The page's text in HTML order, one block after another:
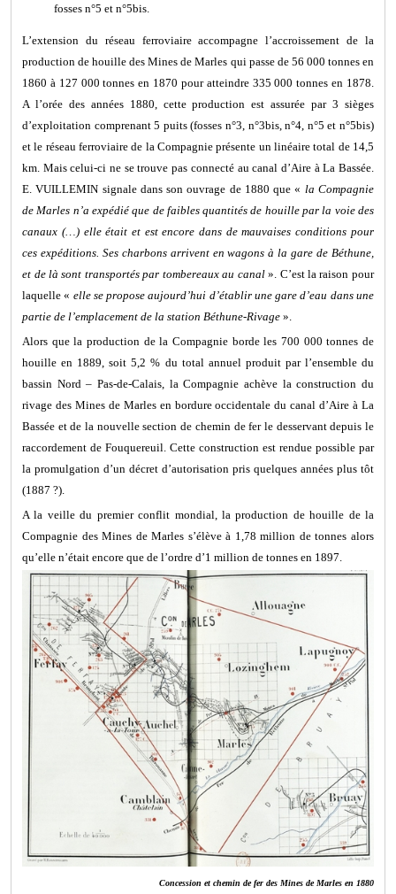
fosses n°5 et n°5bis.
L’extension du réseau ferroviaire accompagne l’accroissement de la
production de houille des Mines de Marles qui passe de 56 000 tonnes en
1860 à 127 000 tonnes en 1870 pour atteindre 335 000 tonnes en 1878.
A l’orée des années 1880, cette production est assurée par 3 sièges
d’exploitation comprenant 5 puits (fosses n°3, n°3bis, n°4, n°5 et n°5bis)
et le réseau ferroviaire de la Compagnie présente un linéaire total de 14,5
km. Mais celui-ci ne se trouve pas connecté au canal d’Aire à La Bassée.
E. VUILLEMIN signale dans son ouvrage de 1880 que « la Compagnie
de Marles n’a expédié que de faibles quantités de houille par la voie des
canaux (…) elle était et est encore dans de mauvaises conditions pour
ces expéditions. Ses charbons arrivent en wagons à la gare de Béthune,
et de là sont transportés par tombereaux au canal». C’est la raison pour
laquelle « elle se propose aujourd’hui d’établir une gare d’eau dans une
partie de l’emplacement de la station Béthune-Rivage».
Alors que la production de la Compagnie borde les 700 000 tonnes de
houille en 1889, soit 5,2 % du total annuel produit par l’ensemble du
bassin Nord – Pas-de-Calais, la Compagnie achève la construction du
rivage des Mines de Marles en bordure occidentale du canal d’Aire à La
Bassée et de la nouvelle section de chemin de fer le desservant depuis le
raccordement de Fouquereuil. Cette construction est rendue possible par
la promulgation d’un décret d’autorisation pris quelques années plus tôt
(1887 ?).
A la veille du premier conflit mondial, la production de houille de la
Compagnie des Mines de Marles s’élève à 1,78 million de tonnes alors
qu’elle n’était encore que de l’ordre d’1 million de tonnes en 1897.
Concession et chemin de fer des Mines de Marles en 1880